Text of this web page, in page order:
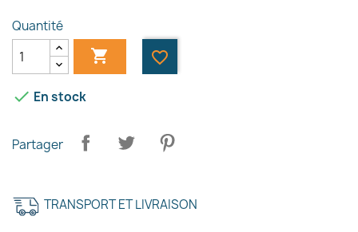
Quantité
 favorite_border
 En stock
Partager
TRANSPORT ET LIVRAISON